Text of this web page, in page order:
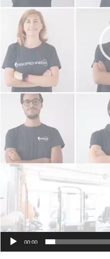
00:00